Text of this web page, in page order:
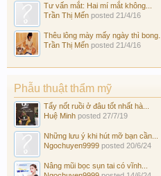
Tư vấn mắt: Hai mí mắt không...
Trần Thị Mến posted 21/4/16
Thêu lông mày mấy ngày thì bong...
Trần Thị Mến posted 21/4/16
Phẫu thuật thẩm mỹ
Tẩy nốt ruồi ở đâu tốt nhất hà...
Huệ Minh posted 27/7/19
Những lưu ý khi hút mỡ bạn cần...
Ngochuyen9999 posted 20/6/24
Nâng mũi bọc sụn tai có vĩnh...